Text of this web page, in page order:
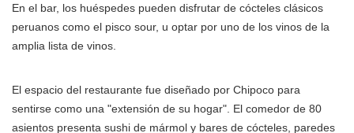
En el bar, los huéspedes pueden disfrutar de cócteles clásicos
peruanos como el pisco sour, u optar por uno de los vinos de la
amplia lista de vinos.
El espacio del restaurante fue diseñado por Chipoco para
sentirse como una "extensión de su hogar". El comedor de 80
asientos presenta sushi de mármol y bares de cócteles, paredes